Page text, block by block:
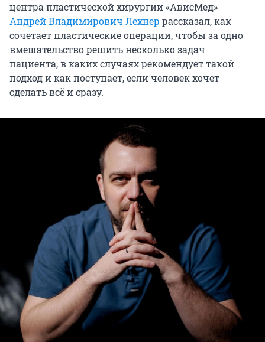
центра пластической хирургии «АвисМед»
Андрей Владимирович Лехнер рассказал, как
сочетает пластические операции, чтобы за одно
вмешательство решить несколько задач
пациента, в каких случаях рекомендует такой
подход и как поступает, если человек хочет
сделать всё и сразу.